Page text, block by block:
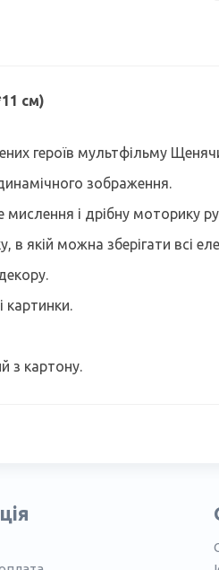
см)
героїв мультфільму
зображення.
і дрібну моторику
в якій можна зберігати всі
картинки.
з картону.